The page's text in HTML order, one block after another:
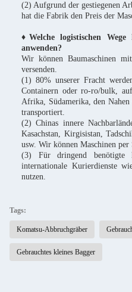
(2) Aufgrund der gestiegenen
hat die Fabrik den Preis der
♦Welche logistischen
anwenden?
Wir können Baumaschinen
versenden.
(1) 80% unserer Fracht
Containern oder ro-ro/bulk,
Afrika, Südamerika, den Nahen
transportiert.
(2) Chinas innere
Kasachstan, Kirgisistan,
usw. Wir können Maschinen
(3) Für dringend benötigte
internationale Kurierdienste
nutzen.
Tags:
Komatsu-Abbruchgräber
Gebrauchtes kleines Bagger